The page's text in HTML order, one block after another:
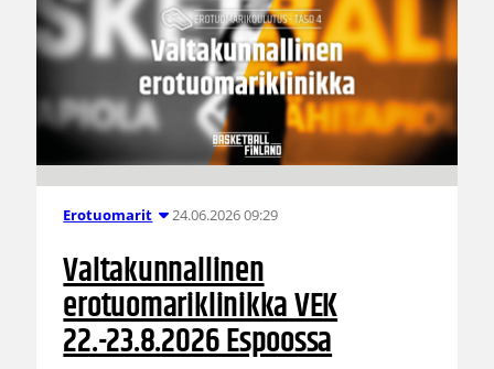
Erotuomarit 24.06.2026 09:29
Valtakunnallinen
erotuomariklinikka VEK
22.-23.8.2026 Espoossa